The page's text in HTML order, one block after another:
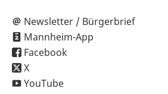
Newsletter / Bürgerbrief
Mannheim-App
Facebook
X
YouTube